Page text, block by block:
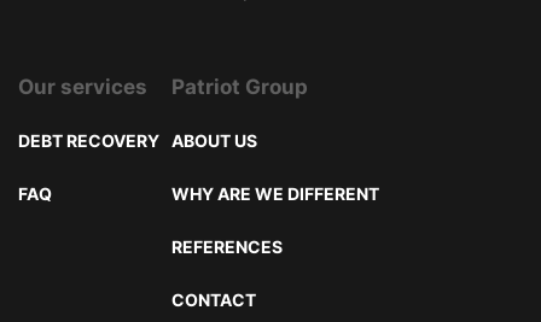
Our services
DEBT RECOVERY
FAQ
Patriot Group
ABOUT US
WHY ARE WE DIFFERENT
REFERENCES
CONTACT